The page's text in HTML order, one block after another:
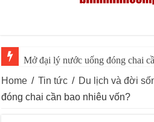
Mở đại lý nước uống đóng chai
Kinh doanh nước uống đóng bình
Home / Tin tức / Du lịch và đời
đóng chai cần bao nhiêu vốn?